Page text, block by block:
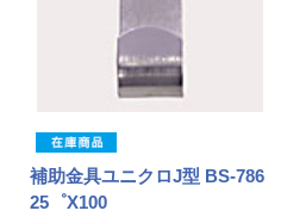
補助金具ユニクロJ型 BS-786
25゜X100